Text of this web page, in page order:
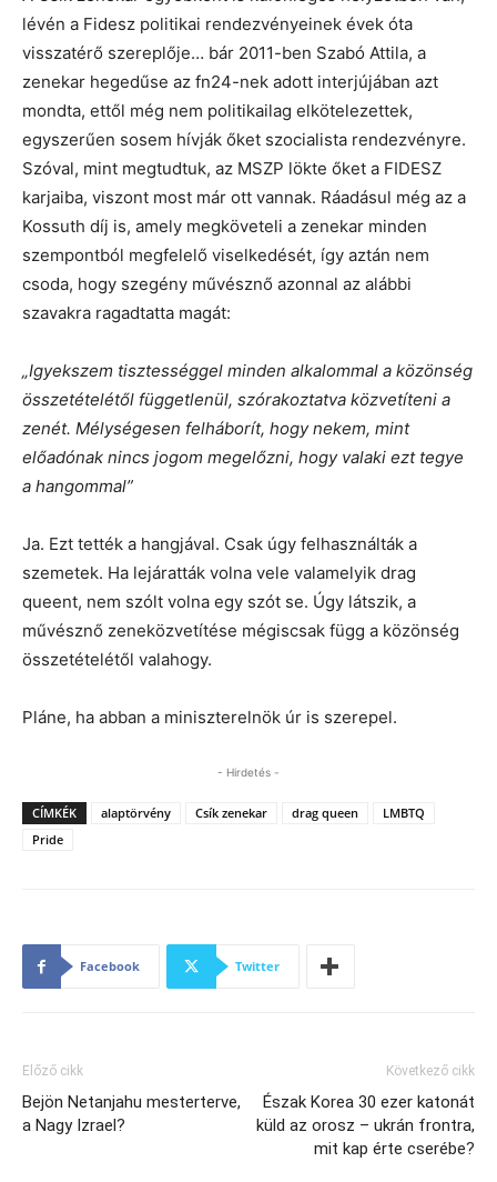
lévén a Fidesz politikai rendezvényeinek évek óta
visszatérő szereplője… bár 2011-ben Szabó Attila, a
zenekar hegedűse az fn24-nek adott interjújában azt
mondta, ettől még nem politikailag elkötelezettek,
egyszerűen sosem hívják őket szocialista rendezvényre.
Szóval, mint megtudtuk, az MSZP lökte őket a FIDESZ
karjaiba, viszont most már ott vannak. Ráadásul még az a
Kossuth díj is, amely megköveteli a zenekar minden
szempontból megfelelő viselkedését, így aztán nem
csoda, hogy szegény művésznő azonnal az alábbi
szavakra ragadtatta magát:
„Igyekszem tisztességgel minden alkalommal a közönség
összetételétől függetlenül, szórakoztatva közvetíteni a
zenét. Mélységesen felháborít, hogy nekem, mint
előadónak nincs jogom megelőzni, hogy valaki ezt tegye
a hangommal”
Ja. Ezt tették a hangjával. Csak úgy felhasználták a
szemetek. Ha lejáratták volna vele valamelyik drag
queent, nem szólt volna egy szót se. Úgy látszik, a
művésznő zeneközvetítése mégiscsak függ a közönség
összetételétől valahogy.
Pláne, ha abban a miniszterelnök úr is szerepel.
- Hirdetés -
CÍMKÉK alaptörvény Csík zenekar drag queen
LMBTQ
Pride
Facebook Twitter
Előző cikk
Bejön Netanjahu mesterterve,
a Nagy Izrael?
Következő cikk
Észak Korea 30 ezer katonát
küld az orosz – ukrán frontra,
mit kap érte cserébe?